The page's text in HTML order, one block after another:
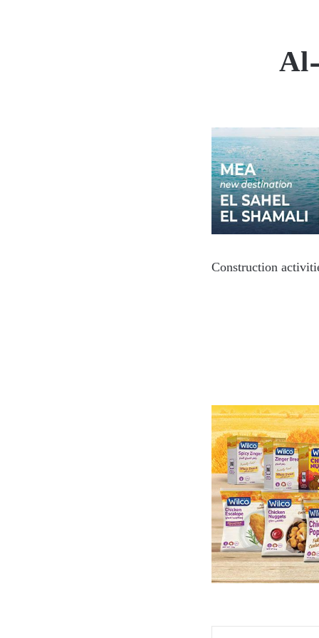
Construction